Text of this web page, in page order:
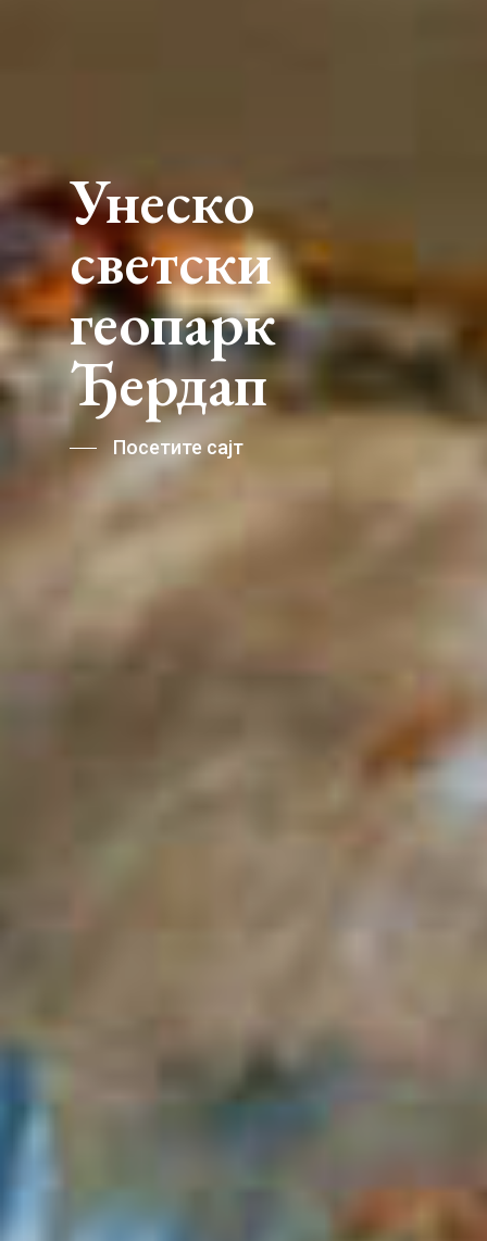
Унеско
светски
геопарк
Ђердап
Посетите сајт